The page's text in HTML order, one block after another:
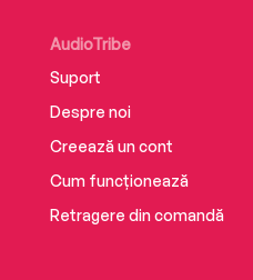
AudioTribe
Suport
Despre noi
Creează un cont
Cum funcționează
Retragere din comandă